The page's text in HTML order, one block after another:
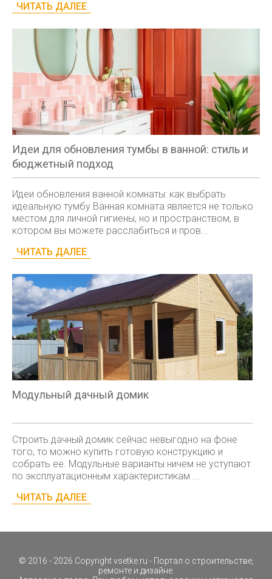
ЧИТАТЬ ДАЛЕЕ
Идеи для обновления тумбы в ванной: стиль и
бюджетный подход
Идеи обновления ванной комнаты: как выбрать
идеальную тумбу Ванная комната является не только
местом для личной гигиены, но и пространством, в
котором вы можете расслабиться и пров...
ЧИТАТЬ ДАЛЕЕ
Модульный дачный домик
Строить дачный домик сейчас невыгодно на фоне
того, то можно купить готовую конструкцию и
собрать ее. Модульные варианты ничем не уступают
по эксплуатационным характеристикам ...
ЧИТАТЬ ДАЛЕЕ
© 2016 - 2026 Copyrightvsetke.ru - Портал о строительстве,
ремонте и дизайне.